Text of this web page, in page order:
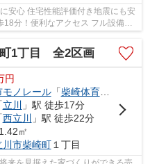
安心 住宅性能評価付き地震にも安
分！便利なアクセス フル設備の
1丁目 全2区画
円
モノレール「柴崎体育館
立川
」駅 徒歩17分
西立川
」駅 徒歩22分
㎡
川市柴崎町１丁目